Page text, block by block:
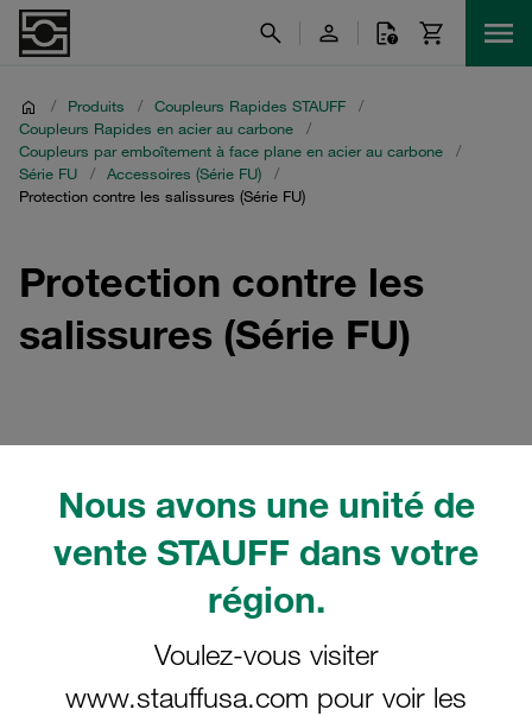
Nous avons une unité de
vente STAUFF dans votre
région.
Voulez-vous visiter
www.stauffusa.com pour voir les
/ Produits / Coupleurs Rapides STAUFF
/
Coupleurs Rapides en acier au carbone
/
Coupleurs par emboîtement à face plane en acier au carbone
/
Série FU
/ Accessoires (Série FU)
/
Protection contre les salissures (Série FU)
Protection contre les
salissures (Série FU)
Grille Liste